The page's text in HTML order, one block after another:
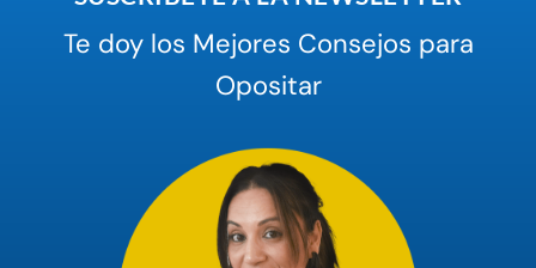
Te doy los Mejores Consejos para
Opositar